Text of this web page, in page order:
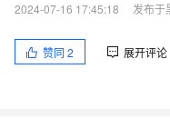
2024-07-16 17:45:18
发布于
赞同 2 展开评论